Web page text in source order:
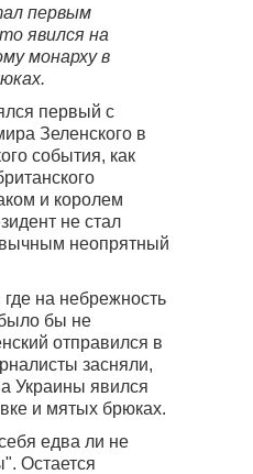
первым
явился на
монарху в
первый с
Зеленского в
события, как
и королем
не стал
неопрятный
на небрежность
бы не
отправился в
засняли,
Украины явился
и мятых брюках.
едва ли не
Остается